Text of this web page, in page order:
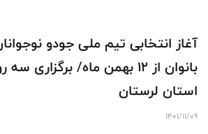
آغاز انتخابی تیم ملی جودو
بانوان از 12 بهمن ماه/
استان لرستان
1401/11/09